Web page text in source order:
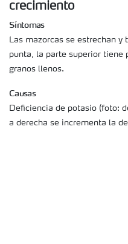
crecimiento
Síntomas
Las mazorcas se estrechan y
punta, la parte superior tiene
granos llenos.
Causas
Deficiencia de potasio (foto:
a derecha se incrementa la